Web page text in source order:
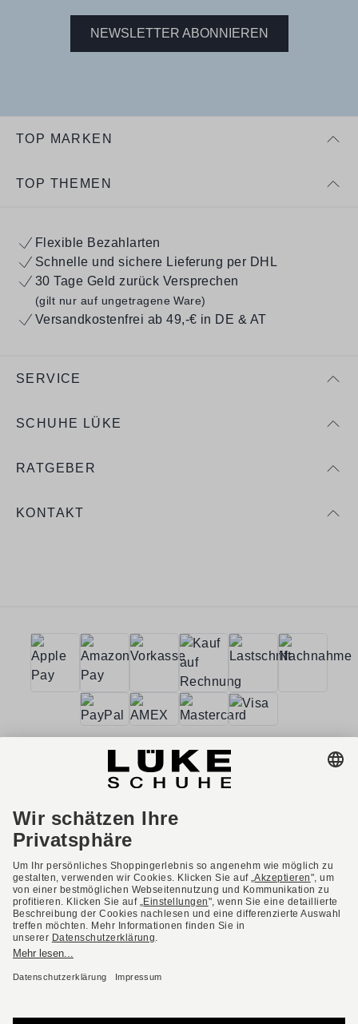
NEWSLETTER ABONNIEREN
TOP MARKEN
TOP THEMEN
Flexible Bezahlarten
Schnelle und sichere Lieferung per DHL
30 Tage Geld zurück Versprechen
(gilt nur auf ungetragene Ware)
Versandkostenfrei ab 49,-€ in DE & AT
SERVICE
SCHUHE LÜKE
RATGEBER
KONTAKT
AGB Barrierefreiheit
Impressum
Datenschutzerklärung
Datenschutzeinstellungen